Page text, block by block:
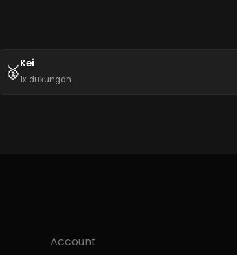
🥈Kei
1x dukungan
Account